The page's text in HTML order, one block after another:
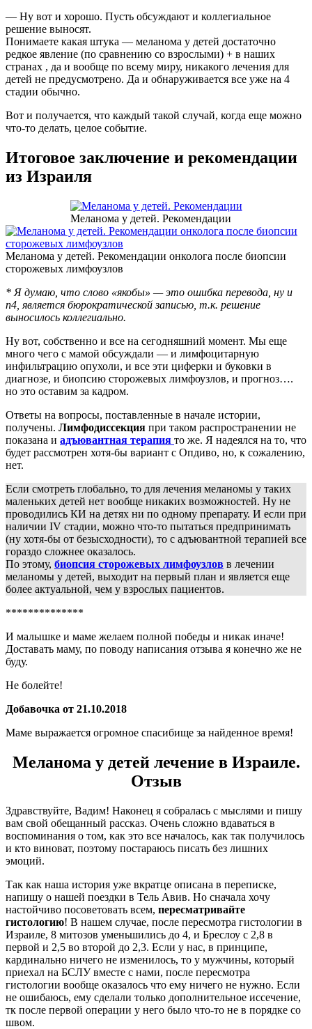
— Ну вот и хорошо. Пусть обсуждают и коллегиальное
решение выносят.
Понимаете какая штука — меланома у детей достаточно
редкое явление (по сравнению со взрослыми) + в наших
странах , да и вообще по всему миру, никакого лечения для
детей не предусмотрено. Да и обнаруживается все уже на 4
стадии обычно.
Вот и получается, что каждый такой случай, когда еще можно
что-то делать, целое событие.
Итоговое заключение и рекомендации
из Израиля
Меланома у детей. Рекомендации
Меланома у детей. Рекомендации онколога после биопсии
сторожевых лимфоузлов
* Я думаю, что слово «якобы» — это ошибка перевода, ну и
п4, является бюрократической записью, т.к. решение
выносилось коллегиально.
Ну вот, собственно и все на сегодняшний момент. Мы еще
много чего с мамой обсуждали — и лимфоцитарную
инфильтрацию опухоли, и все эти циферки и буковки в
диагнозе, и биопсию сторожевых лимфоузлов, и прогноз….
но это оставим за кадром.
Ответы на вопросы, поставленные в начале истории,
получены. Лимфодиссекция при таком распространении не
показана и адъювантная терапия то же. Я надеялся на то, что
будет рассмотрен хотя-бы вариант с Опдиво, но, к сожалению,
нет.
Если смотреть глобально, то для лечения меланомы у таких
маленьких детей нет вообще никаких возможностей. Ну не
проводились КИ на детях ни по одному препарату. И если при
наличии IV стадии, можно что-то пытаться предпринимать
(ну хотя-бы от безысходности), то с адъювантной терапией все
гораздо сложнее оказалось.
По этому, биопсия сторожевых лимфоузлов в лечении
меланомы у детей, выходит на первый план и является еще
более актуальной, чем у взрослых пациентов.
**************
И малышке и маме желаем полной победы и никак иначе!
Доставать маму, по поводу написания отзыва я конечно же не
буду.
Не болейте!
Добавочка от 21.10.2018
Маме выражается огромное спасибище за найденное время!
Меланома у детей лечение в Израиле.
Отзыв
Здравствуйте, Вадим! Наконец я собралась с мыслями и пишу
вам свой обещанный рассказ. Очень сложно вдаваться в
воспоминания о том, как это все началось, как так получилось
и кто виноват, поэтому постараюсь писать без лишних
эмоций.
Так как наша история уже вкратце описана в переписке,
напишу о нашей поездки в Тель Авив. Но сначала хочу
настойчиво посоветовать всем, пересматривайте
гистологию! В нашем случае, после пересмотра гистологии в
Израиле, 8 митозов уменьшились до 4, и Бреслоу с 2,8 в
первой и 2,5 во второй до 2,3. Если у нас, в принципе,
кардинально ничего не изменилось, то у мужчины, который
приехал на БСЛУ вместе с нами, после пересмотра
гистологии вообще оказалось что ему ничего не нужно. Если
не ошибаюсь, ему сделали только дополнительное иссечение,
тк после первой операции у него было что-то не в порядке со
швом.